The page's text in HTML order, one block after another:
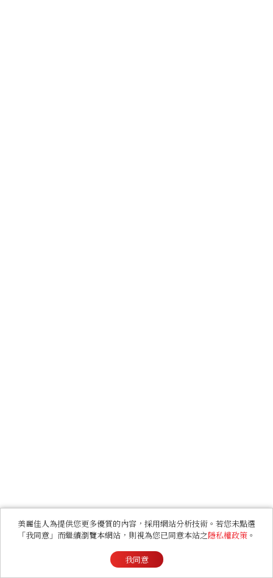
美麗佳人為提供您更多優質的內容，採用網站分析技術。若您未點選
「我同意」而繼續瀏覽本網站，則視為您已同意本站之隱私權政策 。
我同意